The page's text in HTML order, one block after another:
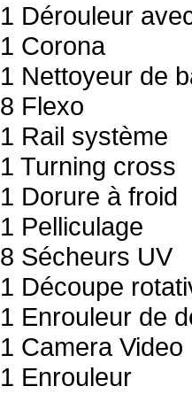
1 Dérouleur
1 Corona
1 Nettoyeur de
8 Flexo
1 Rail système
1 Turning cross
1 Dorure à froid
1 Pelliculage
8 Sécheurs UV
1 Découpe
1 Enrouleur de
1 Camera Video
1 Enrouleur